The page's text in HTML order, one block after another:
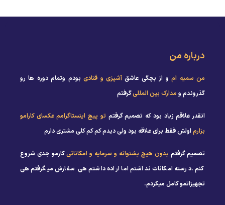
درباره من
من سمیه امو از بچگی عاشق آشپزی و قنادیبودم وتمام دوره ها رو
گذروندم و مدارک بین المللیگرفتم
انقدر علاقم زیاد بود که تصمیم گرفتم تو پیچ اینستاگرامم عکسای کارامو
بزارم اولش فقط برای علاقه بود ولی دیدم کم کم کلی مشتری دارم
تصمیم گرفتم بدون هیچ پشتوانه و سرمایه و امکاناتیکارمو جدی شروع
کنم .درسته امکانات نداشتم اما اراده داشتم هی سفارش میگرفتم هی
تجهیزاتمو کامل میکردم.